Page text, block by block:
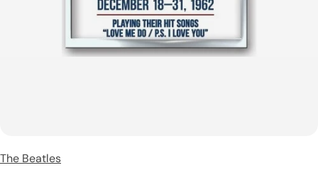
The Beatles